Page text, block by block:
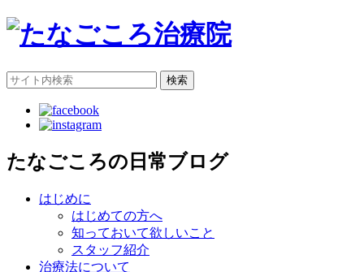
検索
たなごころの日常ブログ
はじめに
はじめての方へ
知っておいて欲しいこと
スタッフ紹介
治療法について